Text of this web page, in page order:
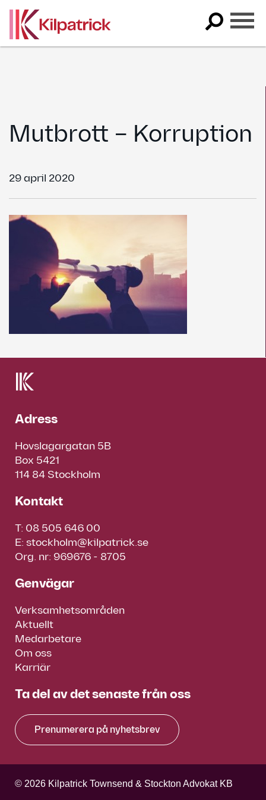
content
Mutbrott – Korruption
29 april 2020
Adress
Hovslagargatan 5B
Box 5421
114 84 Stockholm
Kontakt
T: 08 505 646 00
E: stockholm@kilpatrick.se
Org. nr: 969676 - 8705
Genvägar
Verksamhetsområden
Aktuellt
Medarbetare
Om oss
Karriär
Ta del av det senaste från oss
Prenumerera på nyhetsbrev
© 2026 Kilpatrick Townsend & Stockton Advokat KB